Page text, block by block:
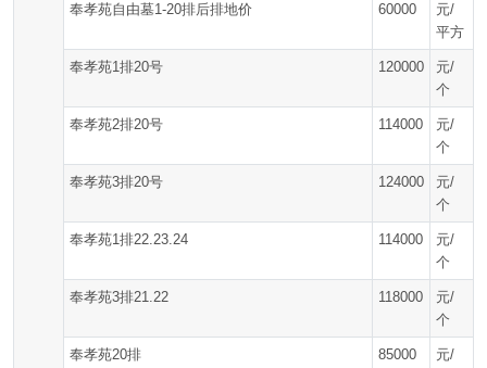
奉孝苑自由墓1-20排后排地价 60000
元/
平方
奉孝苑1排20号 120000
元/
个
奉孝苑2排20号 114000
元/
个
奉孝苑3排20号 124000
元/
个
奉孝苑1排22.23.24 114000
元/
个
奉孝苑3排21.22 118000
元/
个
奉孝苑20排 85000
元/